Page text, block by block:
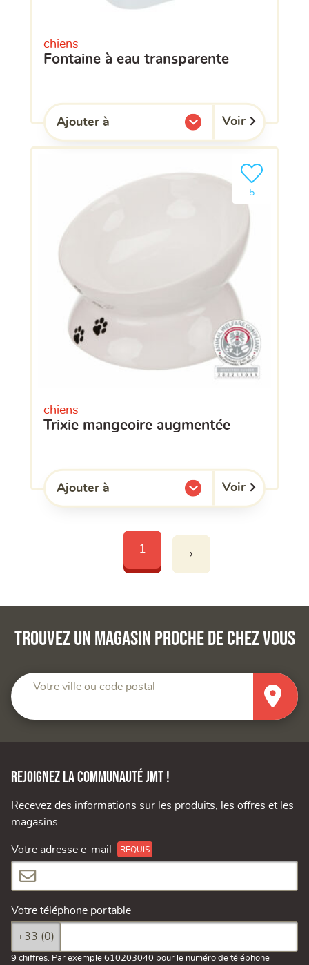
chiens
fontaine à eau transparente
Ajouter à
l'une de mes listes. Voir
chiens
trixie mangeoire augmentée
5
Ajouter le
clients ont
Ajouter à
l'une de mes listes. Voir
1 ›
Trouvez un magasin proche de chez vous
Votre ville ou code postal
Rejoignez la communauté JMT !
Recevez des informations sur les produits, les offres et les
magasins.
Votre adresse e-mail
Votre téléphone portable
+33 (0)
9 chiffres. Par exemple 610203040 pour le numéro de téléphone